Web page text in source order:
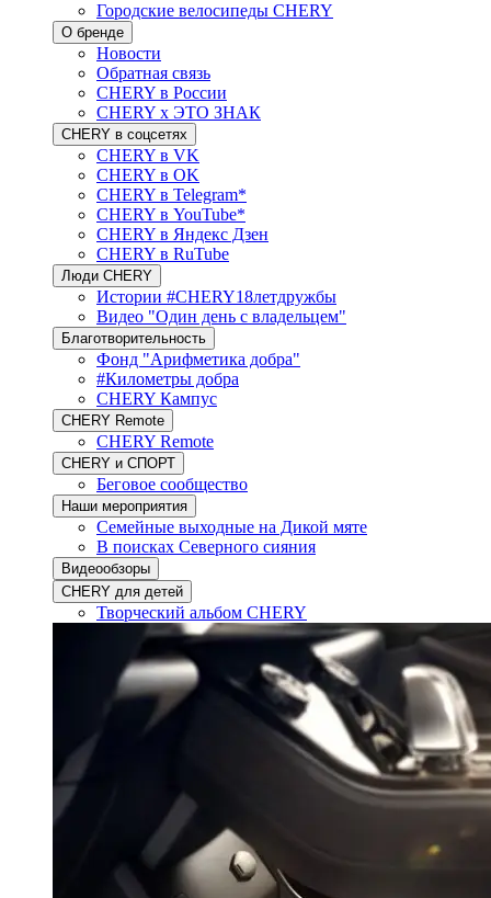
Городские велосипеды CHERY
О бренде
Новости
Обратная связь
CHERY в России
CHERY x ЭТО ЗНАК
CHERY в соцсетях
CHERY в VK
CHERY в OK
CHERY в Telegram*
CHERY в YouTube*
CHERY в Яндекс Дзен
CHERY в RuTube
Люди CHERY
Истории #CHERY18летдружбы
Видео "Один день с владельцем"
Благотворительность
Фонд "Арифметика добра"
#Километры добра
CHERY Кампус
CHERY Remote
CHERY Remote
CHERY и СПОРТ
Беговое сообщество
Наши мероприятия
Семейные выходные на Дикой мяте
В поисках Северного сияния
Видеообзоры
CHERY для детей
Творческий альбом CHERY